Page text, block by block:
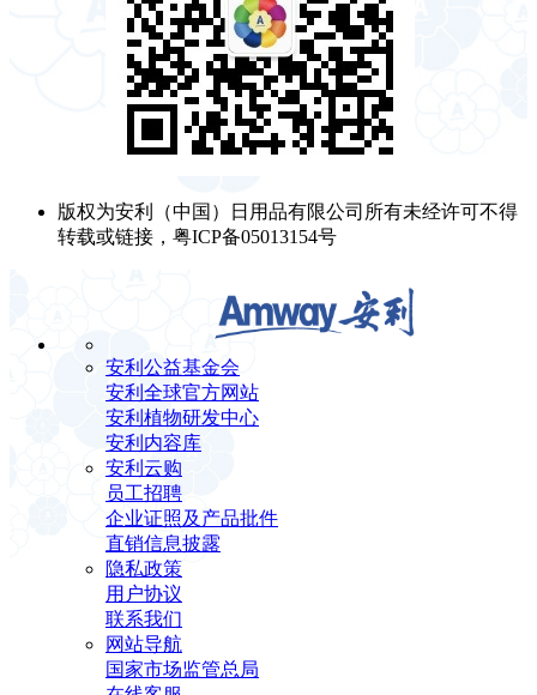
版权为安利（中国）日用品有限公司所有未经许可不得
转载或链接，粤ICP备05013154号
安利公益基金会
安利全球官方网站
安利植物研发中心
安利内容库
安利云购
员工招聘
企业证照及产品批件
直销信息披露
隐私政策
用户协议
联系我们
网站导航
国家市场监管总局